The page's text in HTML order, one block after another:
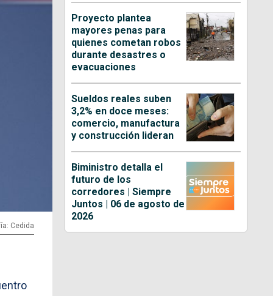
Cedida
Proyecto plantea
mayores penas para
quienes cometan robos
durante desastres o
evacuaciones
Sueldos reales suben
3,2% en doce meses:
comercio, manufactura
y construcción lideran
Biministro detalla el
futuro de los
corredores | Siempre
Juntos | 06 de agosto de
2026